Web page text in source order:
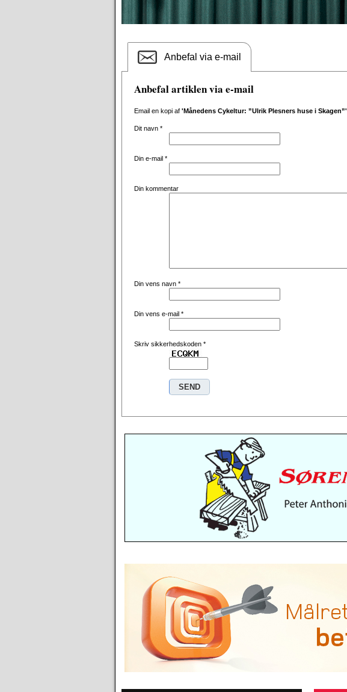
Anbefal via e-mail
Anbefal artiklen via e-mail
Email en kopi af 'Månedens Cykeltur: ”Ulrik Plesners huse i Skagen”'
Dit navn *
Din e-mail *
Din kommentar
Din vens navn *
Din vens e-mail *
Skriv sikkerhedskoden *